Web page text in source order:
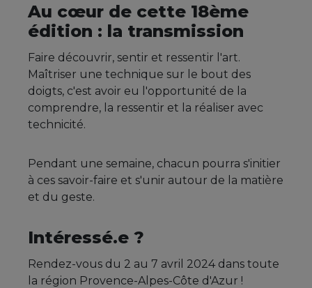
Au cœur de cette 18ème
édition : la transmission
Faire découvrir, sentir et ressentir l'art.
Maîtriser une technique sur le bout des
doigts, c'est avoir eu l'opportunité de la
comprendre, la ressentir et la réaliser avec
technicité.
Pendant une semaine, chacun pourra s'initier
à ces savoir-faire et s'unir autour de la matière
et du geste.
Intéressé.e ?
Rendez-vous du 2 au 7 avril 2024 dans toute
la région Provence-Alpes-Côte d'Azur !